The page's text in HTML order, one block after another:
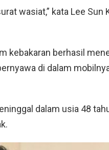
wasiat,” kata Lee Sun
kebakaran berhasil
di dalam
dalam usia 48